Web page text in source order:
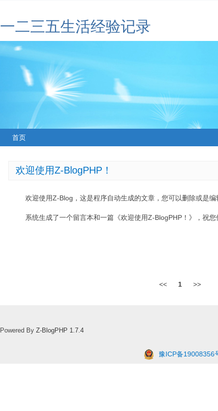
一二三五生活经验记录
首页
欢迎使用Z-BlogPHP！
欢迎使用Z-Blog，这是程序自动生成的文章，您可以删除或是编
系统生成了一个留言本和一篇《欢迎使用Z-BlogPHP！》，祝
<< 1 >>
Powered By Z-BlogPHP 1.7.4
豫ICP备19008356